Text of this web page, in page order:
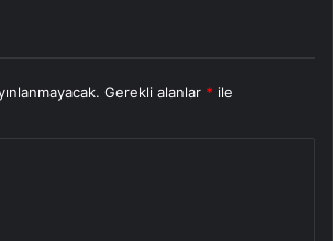
Gerekli alanlar * ile